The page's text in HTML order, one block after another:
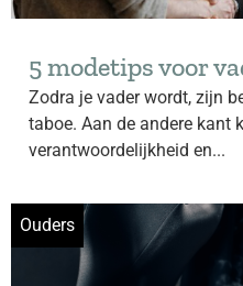
5 modetips voor
Zodra je vader wordt, zijn
taboe. Aan de andere kant
verantwoordelijkheid en...
Ouders